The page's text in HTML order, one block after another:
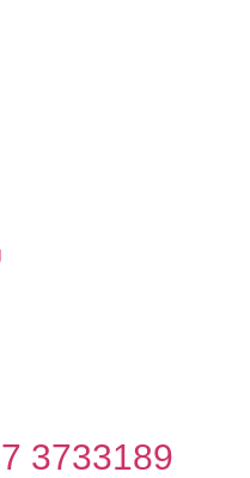
3733189